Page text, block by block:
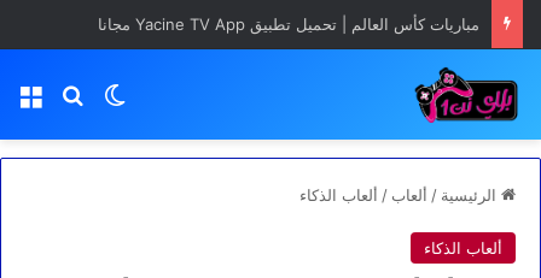
مباريات كأس العالم | تحميل تطبيق Yacine TV App مجانا
بحثالوضع
الرئيسية / ألعاب / ألعاب الذكاء
ألعاب الذكاء